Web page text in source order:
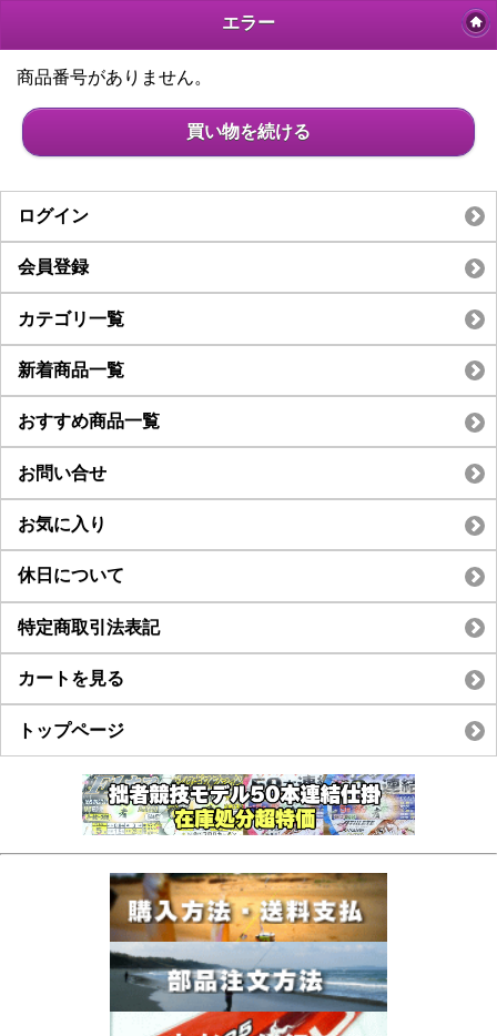
エラー
商品番号がありません。
買い物を続ける
ログイン
会員登録
カテゴリ一覧
新着商品一覧
おすすめ商品一覧
お問い合せ
お気に入り
休日について
特定商取引法表記
カートを見る
トップページ